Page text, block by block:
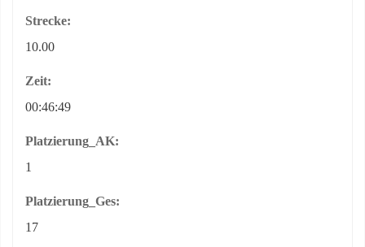
Strecke:
10.00
Zeit:
00:46:49
Platzierung_AK:
1
Platzierung_Ges:
17